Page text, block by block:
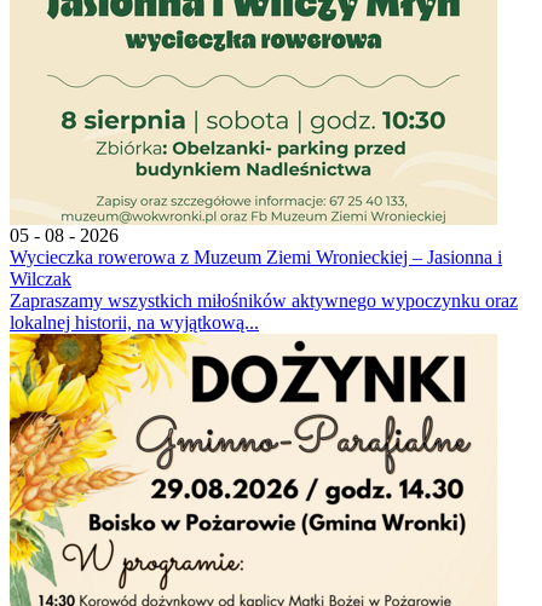
05 - 08 - 2026
Wycieczka rowerowa z Muzeum Ziemi Wronieckiej – Jasionna i
Wilczak
Zapraszamy wszystkich miłośników aktywnego wypoczynku oraz
lokalnej historii, na wyjątkową...